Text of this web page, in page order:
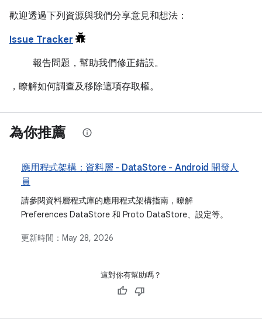
歡迎透過下列資源與我們分享意見和想法：
Issue Tracker
報告問題，幫助我們修正錯誤。
，瞭解如何調查及移除這項存取權。
為你推薦
應用程式架構：資料層 - DataStore - Android 開發人
員
請參閱資料層程式庫的應用程式架構指南，瞭解
Preferences DataStore 和 Proto DataStore、設定等。
更新時間： May 28, 2026
這對你有幫助嗎？